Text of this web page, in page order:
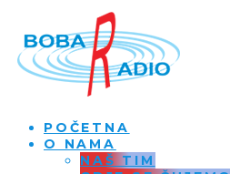
POČETNA
O NAMA
NAŠ TIM